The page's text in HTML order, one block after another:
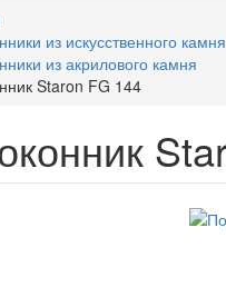
из искусственного камня
из акрилового камня
Staron FG 144